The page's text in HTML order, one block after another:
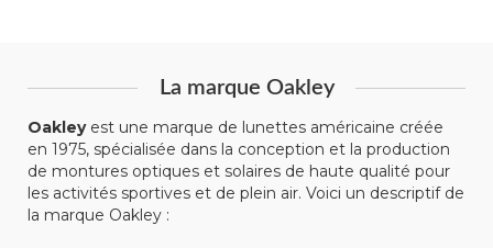
La marque Oakley
Oakleyest une marque de lunettes américaine créée
en 1975, spécialisée dans la conception et la production
de montures optiques et solaires de haute qualité pour
les activités sportives et de plein air. Voici un descriptif de
la marque Oakley :